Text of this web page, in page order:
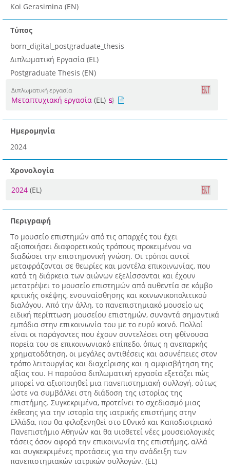
Koi Gerasimina (EN)
Τύπος
born_digital_postgraduate_thesis
Διπλωματική Εργασία (EL)
Postgraduate Thesis (EN)
Διπλωματική εργασία
Μεταπτυχιακή εργασία (EL)
Ημερομηνία
2024
Χρονολογία
2024 (EL)
Περιγραφή
Το μουσείο επιστημών από τις απαρχές του έχει
αξιοποιήσει διαφορετικούς τρόπους προκειμένου να
διαδώσει την επιστημονική γνώση. Οι τρόποι αυτοί
μεταφράζονται σε θεωρίες και μοντέλα επικοινωνίας, που
κατά τη διάρκεια των αιώνων εξελίσσονται και έχουν
μετατρέψει το μουσείο επιστημών από αυθεντία σε κόμβο
κριτικής σκέψης, ενσυναίσθησης και κοινωνικοπολιτικού
διαλόγου. Από την άλλη, το πανεπιστημιακό μουσείο ως
ειδική περίπτωση μουσείου επιστημών, συναντά σημαντικά
εμπόδια στην επικοινωνία του με το ευρύ κοινό. Πολλοί
είναι οι παράγοντες που έχουν συντελέσει στη φθίνουσα
πορεία του σε επικοινωνιακό επίπεδο, όπως η ανεπαρκής
χρηματοδότηση, οι μεγάλες αντιθέσεις και ασυνέπειες στον
τρόπο λειτουργίας και διαχείρισης και η αμφισβήτηση της
αξίας του. Η παρούσα διπλωματική εργασία εξετάζει πώς
μπορεί να αξιοποιηθεί μια πανεπιστημιακή συλλογή, ούτως
ώστε να συμβάλλει στη διάδοση της ιστορίας της
επιστήμης. Συγκεκριμένα, προτείνει το σχεδιασμό μιας
έκθεσης για την ιστορία της ιατρικής επιστήμης στην
Ελλάδα, που θα φιλοξενηθεί στο Εθνικό και Καποδιστριακό
Πανεπιστήμιο Αθηνών και θα υιοθετεί νέες μουσειολογικές
τάσεις όσον αφορά την επικοινωνία της επιστήμης, αλλά
και συγκεκριμένες προτάσεις για την ανάδειξη των
πανεπιστημιακών ιατρικών συλλογών. (EL)